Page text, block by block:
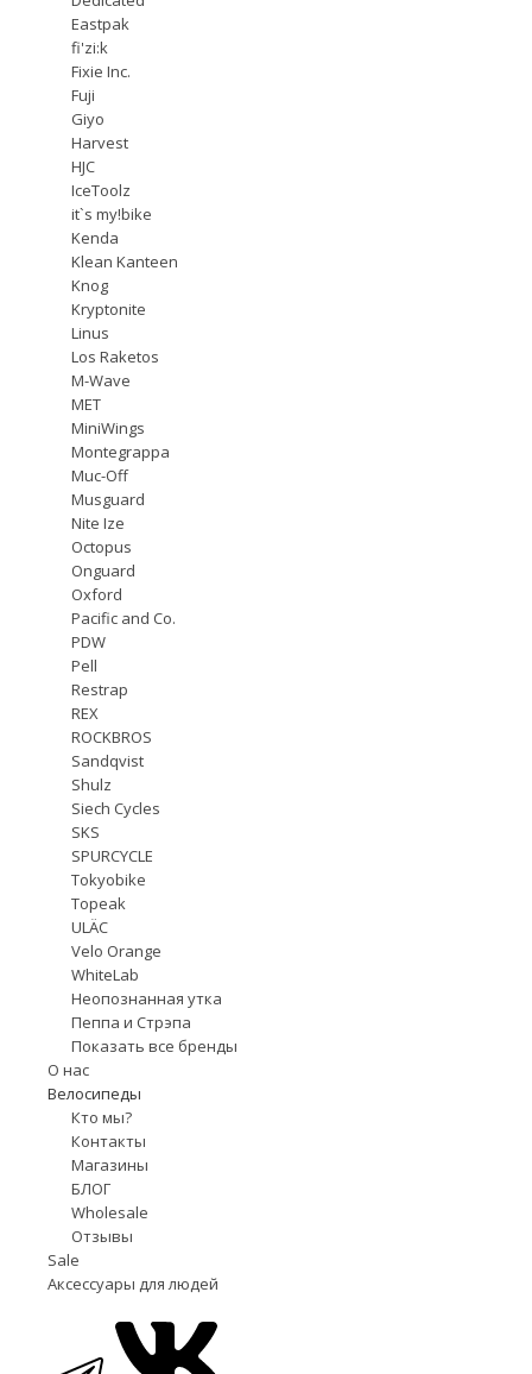
Eastpak
fi'zi:k
Fixie Inc.
Fuji
Giyo
Harvest
HJC
IceToolz
it`s my!bike
Kenda
Klean Kanteen
Knog
Kryptonite
Linus
Los Raketos
M-Wave
MET
MiniWings
Montegrappa
Muc-Off
Musguard
Nite Ize
Octopus
Onguard
Oxford
Pacific and Co.
PDW
Pell
Restrap
REX
ROCKBROS
Sandqvist
Shulz
Siech Cycles
SKS
SPURCYCLE
Tokyobike
Topeak
ULÄC
Velo Orange
WhiteLab
Неопознанная утка
Пеппа и Стрэпа
Показать все бренды
О нас
Велосипеды
Кто мы?
Контакты
Магазины
БЛОГ
Wholesale
Отзывы
Sale
Аксессуары для людей